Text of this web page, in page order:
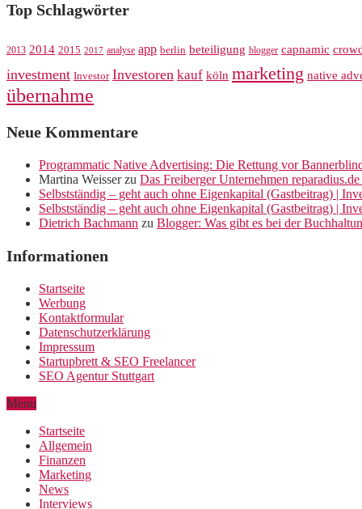
Top Schlagwörter
2013 2014 2015 2017 analyse app berlin beteiligung blogger capnamic
investment Investor Investoren kauf köln marketing native
übernahme
Neue Kommentare
Programmatic Native Advertising: Die Rettung vor
Martina Weisserzu Das Freiberger Unternehmen
Selbstständig – geht auch ohne Eigenkapital (Gastbeitrag) |
Selbstständig – geht auch ohne Eigenkapital (Gastbeitrag) |
Dietrich Bachmann zu Blogger: Was gibt es bei der
Informationen
Startseite
Werbung
Kontaktformular
Datenschutzerklärung
Impressum
Startupbrett & SEO Freelancer
SEO Agentur Stuttgart
Menu
Startseite
Allgemein
Finanzen
Marketing
News
Interviews